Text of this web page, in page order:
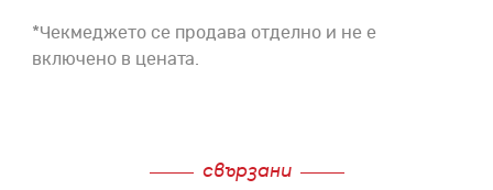
*Чекмеджето се продава отделно и не е
включено в цената.
свързани